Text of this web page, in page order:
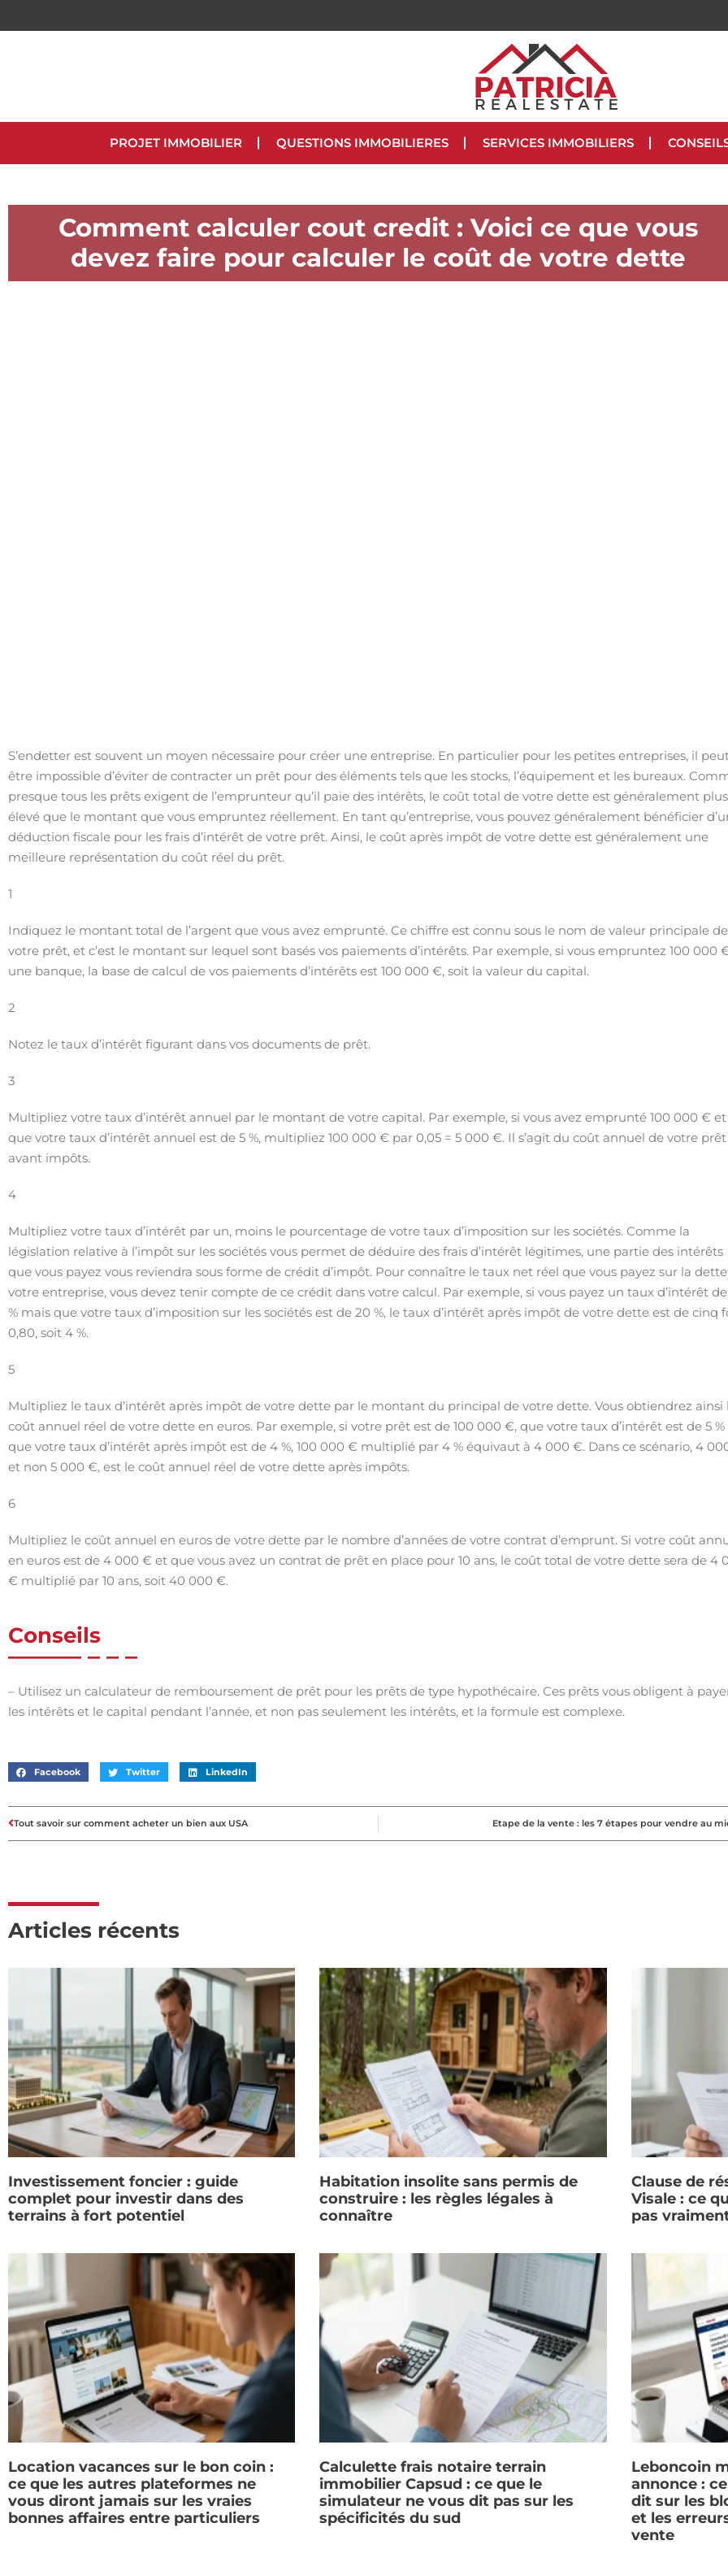
PROJET IMMOBILIER QUESTIONS IMMOBILIERES SERVICES IMMOBILIERS
Comment calculer cout credit : Voici ce que vous
devez faire pour calculer le coût de votre dette
S’endetter est souvent un moyen nécessaire pour créer une entreprise. En particulier pour les petites entreprises, il
être impossible d’éviter de contracter un prêt pour des éléments tels que les stocks, l’équipement et les bureaux.
presque tous les prêts exigent de l’emprunteur qu’il paie des intérêts, le coût total de votre dette est généralement plus
élevé que le montant que vous empruntez réellement. En tant qu’entreprise, vous pouvez généralement bénéficier
déduction fiscale pour les frais d’intérêt de votre prêt. Ainsi, le coût après impôt de votre dette est généralement une
meilleure représentation du coût réel du prêt.
1
Indiquez le montant total de l’argent que vous avez emprunté. Ce chiffre est connu sous le nom de valeur principale de
votre prêt, et c’est le montant sur lequel sont basés vos paiements d’intérêts. Par exemple, si vous empruntez 100 000
une banque, la base de calcul de vos paiements d’intérêts est 100 000 €, soit la valeur du capital.
2
Notez le taux d’intérêt figurant dans vos documents de prêt.
3
Multipliez votre taux d’intérêt annuel par le montant de votre capital. Par exemple, si vous avez emprunté 100 000 € et
que votre taux d’intérêt annuel est de 5 %, multipliez 100 000 € par 0,05 = 5 000 €. Il s’agit du coût annuel de votre prêt
avant impôts.
4
Multipliez votre taux d’intérêt par un, moins le pourcentage de votre taux d’imposition sur les sociétés. Comme la
législation relative à l’impôt sur les sociétés vous permet de déduire des frais d’intérêt légitimes, une partie des intérêts
que vous payez vous reviendra sous forme de crédit d’impôt. Pour connaître le taux net réel que vous payez sur la
votre entreprise, vous devez tenir compte de ce crédit dans votre calcul. Par exemple, si vous payez un taux d’intérêt
% mais que votre taux d’imposition sur les sociétés est de 20 %, le taux d’intérêt après impôt de votre dette est de cinq
0,80, soit 4 %.
5
Multipliez le taux d’intérêt après impôt de votre dette par le montant du principal de votre dette. Vous obtiendrez ainsi
coût annuel réel de votre dette en euros. Par exemple, si votre prêt est de 100 000 €, que votre taux d’intérêt est de 5 %
que votre taux d’intérêt après impôt est de 4 %, 100 000 € multiplié par 4 % équivaut à 4 000 €. Dans ce scénario, 4
et non 5 000 €, est le coût annuel réel de votre dette après impôts.
6
Multipliez le coût annuel en euros de votre dette par le nombre d’années de votre contrat d’emprunt. Si votre coût
en euros est de 4 000 € et que vous avez un contrat de prêt en place pour 10 ans, le coût total de votre dette sera de 4
€ multiplié par 10 ans, soit 40 000 €.
Conseils
– Utilisez un calculateur de remboursement de prêt pour les prêts de type hypothécaire. Ces prêts vous obligent à
les intérêts et le capital pendant l’année, et non pas seulement les intérêts, et la formule est complexe.
Facebook Twitter LinkedIn
Tout savoir sur comment acheter un bien aux USA Etape de la vente : les 7 étapes pour vendre au
Articles récents
Investissement foncier : guide
complet pour investir dans des
terrains à fort potentiel
Habitation insolite sans permis de
construire : les règles légales à
connaître
Clause de
Visale : ce
pas
Location vacances sur le bon coin :
ce que les autres plateformes ne
vous diront jamais sur les vraies
bonnes affaires entre particuliers
Calculette frais notaire terrain
immobilier Capsud : ce que le
simulateur ne vous dit pas sur les
spécificités du sud
Leboncoin
annonce :
dit sur les
et les
vente